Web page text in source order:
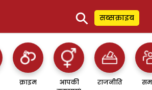
⚲ सब्सक्राइब
क्राइम
आपकी
राजनीति